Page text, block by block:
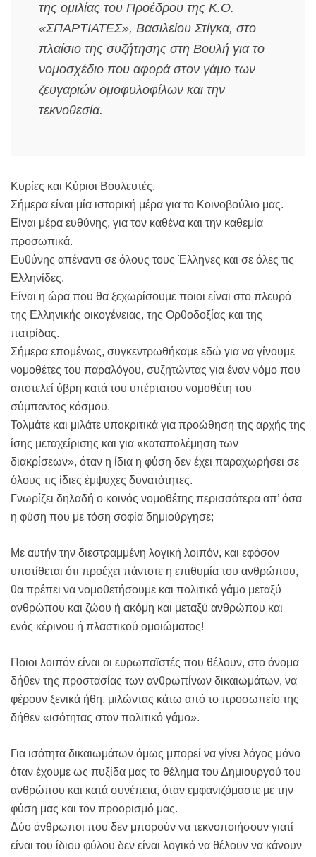
της ομιλίας του Προέδρου της Κ.Ο.
«ΣΠΑΡΤΙΑΤΕΣ», Βασιλείου Στίγκα, στο
πλαίσιο της συζήτησης στη Βουλή για το
νομοσχέδιο που αφορά στον γάμο των
ζευγαριών ομοφυλοφίλων και την
τεκνοθεσία.
Κυρίες και Κύριοι Βουλευτές,
Σήμερα είναι μία ιστορική μέρα για το Κοινοβούλιο μας.
Είναι μέρα ευθύνης, για τον καθένα και την καθεμία
προσωπικά.
Ευθύνης απέναντι σε όλους τους Έλληνες και σε όλες τις
Ελληνίδες.
Είναι η ώρα που θα ξεχωρίσουμε ποιοι είναι στο πλευρό
της Ελληνικής οικογένειας, της Ορθοδοξίας και της
πατρίδας.
Σήμερα επομένως, συγκεντρωθήκαμε εδώ για να γίνουμε
νομοθέτες του παραλόγου, συζητώντας για έναν νόμο που
αποτελεί ύβρη κατά του υπέρτατου νομοθέτη του
σύμπαντος κόσμου.
Τολμάτε και μιλάτε υποκριτικά για προώθηση της αρχής της
ίσης μεταχείρισης και για «καταπολέμηση των
διακρίσεων», όταν η ίδια η φύση δεν έχει παραχωρήσει σε
όλους τις ίδιες έμψυχες δυνατότητες.
Γνωρίζει δηλαδή ο κοινός νομοθέτης περισσότερα απ’ όσα
η φύση που με τόση σοφία δημιούργησε;
Με αυτήν την διεστραμμένη λογική λοιπόν, και εφόσον
υποτίθεται ότι προέχει πάντοτε η επιθυμία του ανθρώπου,
θα πρέπει να νομοθετήσουμε και πολιτικό γάμο μεταξύ
ανθρώπου και ζώου ή ακόμη και μεταξύ ανθρώπου και
ενός κέρινου ή πλαστικού ομοιώματος!
Ποιοι λοιπόν είναι οι ευρωπαϊστές που θέλουν, στο όνομα
δήθεν της προστασίας των ανθρωπίνων δικαιωμάτων, να
φέρουν ξενικά ήθη, μιλώντας κάτω από το προσωπείο της
δήθεν «ισότητας στον πολιτικό γάμο».
Για ισότητα δικαιωμάτων όμως μπορεί να γίνει λόγος μόνο
όταν έχουμε ως πυξίδα μας το θέλημα του Δημιουργού του
ανθρώπου και κατά συνέπεια, όταν εμφανιζόμαστε με την
φύση μας και τον προορισμό μας.
Δύο άνθρωποι που δεν μπορούν να τεκνοποιήσουν γιατί
είναι του ίδιου φύλου δεν είναι λογικό να θέλουν να κάνουν